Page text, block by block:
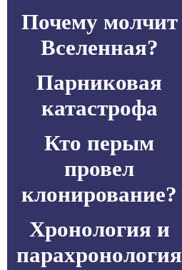
Почему молчит
Вселенная?
Парниковая
катастрофа
Кто перым
провел
клонирование?
Хронология и
парахронология